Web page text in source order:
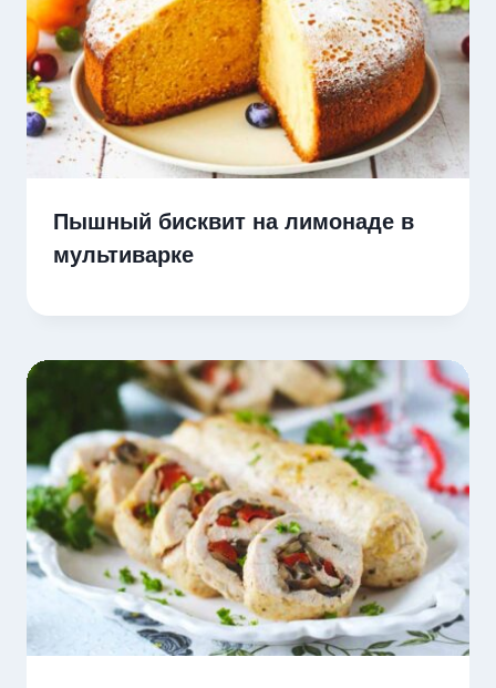
Пышный бисквит на лимонаде в
мультиварке